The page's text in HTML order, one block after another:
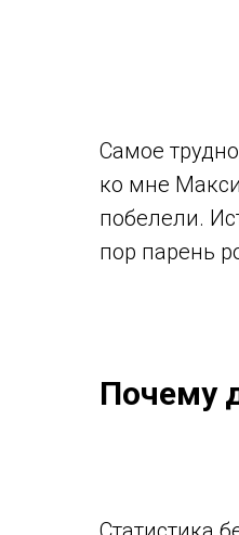
Самое
ко мне
побелели.
пор парень
Почему